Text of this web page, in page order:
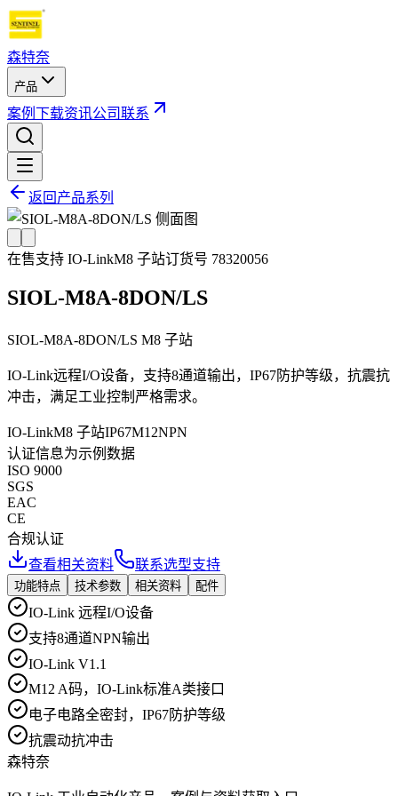
森特奈
产品
案例 下载资讯公司联系
返回产品系列
在售支持 IO-LinkM8 子站订货号 78320056
SIOL-M8A-8DON/LS
SIOL-M8A-8DON/LS M8 子站
IO-Link远程I/O设备，支持8通道输出，IP67防护等级，抗震抗
冲击，满足工业控制严格需求。
IO-LinkM8 子站IP67M12NPN
认证信息为示例数据
ISO 9000
SGS
EAC
CE
合规认证
查看相关资料
联系选型支持
功能特点 技术参数 相关资料 配件
IO-Link 远程I/O设备
支持8通道NPN输出
IO-Link V1.1
M12 A码，IO-Link标准A类接口
电子电路全密封，IP67防护等级
抗震动抗冲击
森特奈